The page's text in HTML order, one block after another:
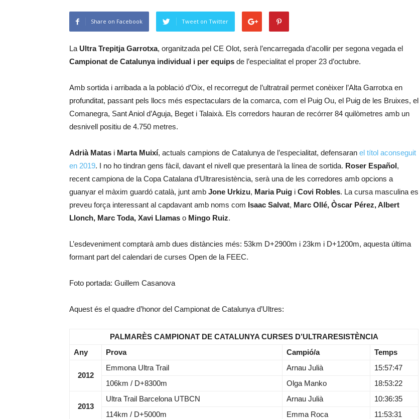
Share on Facebook Tweet on Twitter
La Ultra Trepitja Garrotxa, organitzada pel CE Olot, serà l’encarregada d’acollir per segona vegada el
Campionat de Catalunya individual i per equips de l’especialitat el proper 23 d’octubre.
Amb sortida i arribada a la població d’Oix, el recorregut de l’ultratrail permet conèixer l’Alta Garrotxa en
profunditat, passant pels llocs més espectaculars de la comarca, com el Puig Ou, el Puig de les Bruixes, el
Comanegra, Sant Aniol d’Aguja, Beget i Talaixà. Els corredors hauran de recórrer 84 quilòmetres amb un
desnivell positiu de 4.750 metres.
Adrià Matas i Marta Muixí, actuals campions de Catalunya de l’especialitat, defensaran el títol aconseguit
en 2019. I no ho tindran gens fàcil, davant el nivell que presentarà la línea de sortida. Roser Español,
recent campiona de la Copa Catalana d’Ultraresistència, serà una de les corredores amb opcions a
guanyar el màxim guardó català, junt amb Jone Urkizu, Maria Puig i Covi Robles. La cursa masculina es
preveu força interessant al capdavant amb noms com Isaac Salvat, Marc Ollé, Òscar Pérez, Albert
Llonch, Marc Toda, Xavi Llamas o Mingo Ruiz.
L’esdeveniment comptarà amb dues distàncies més: 53km D+2900m i 23km i D+1200m, aquesta última
formant part del calendari de curses Open de la FEEC.
Foto portada: Guillem Casanova
Aquest és el quadre d’honor del Campionat de Catalunya d’Ultres:
PALMARÈS CAMPIONAT DE CATALUNYA CURSES D’ULTRARESISTÈNCIA
Any
Prova Campió/a Temps
2012
Emmona Ultra Trail Arnau Julià
15:57:47
106km / D+8300m
Olga Manko 18:53:22
2013
Ultra Trail Barcelona UTBCN Arnau Julià
10:36:35
114km / D+5000m
Emma Roca 11:53:31